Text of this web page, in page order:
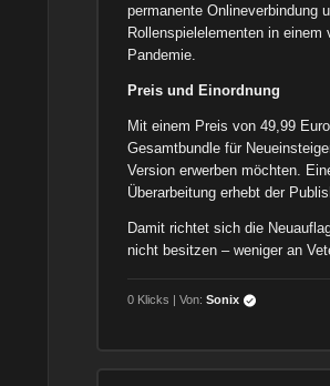
permanente Onlineverbindung
Rollenspielelementen in einem
Pandemie.
Preis und Einordnung
Mit einem Preis von 49,99
Gesamtbundle für
Version erwerben möchten.
Überarbeitung erhebt der
Damit richtet sich die
nicht besitzen – weniger an
0 Klicks | Von:Sonix